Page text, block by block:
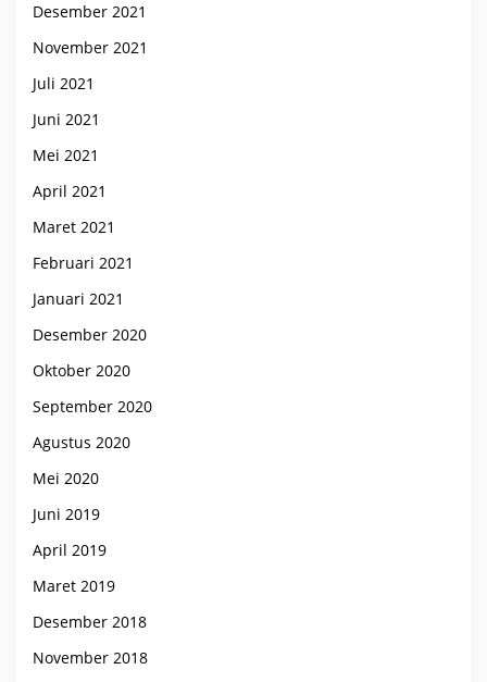
Desember 2021
November 2021
Juli 2021
Juni 2021
Mei 2021
April 2021
Maret 2021
Februari 2021
Januari 2021
Desember 2020
Oktober 2020
September 2020
Agustus 2020
Mei 2020
Juni 2019
April 2019
Maret 2019
Desember 2018
November 2018